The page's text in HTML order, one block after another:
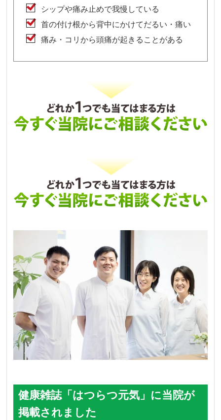
シップや痛み止めで我慢している
首の付け根から背中にかけてだるい・痛い
痛み・コリから頭痛が起きることがある
健康雑誌「はつらつ元気」に当院が
掲載されました